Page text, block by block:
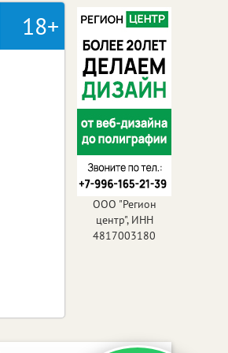
18+
ООО "Регион
центр", ИНН
4817003180